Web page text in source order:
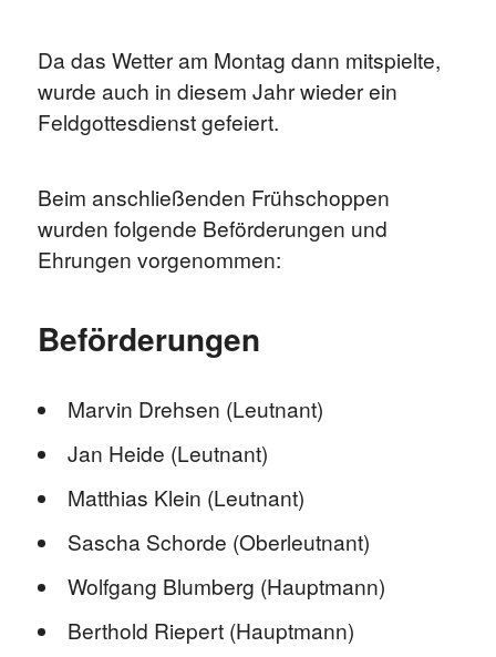
Da das Wetter am Montag dann mitspielte,
wurde auch in diesem Jahr wieder ein
Feldgottesdienst gefeiert.
Beim anschließenden Frühschoppen
wurden folgende Beförderungen und
Ehrungen vorgenommen:
Beförderungen
Marvin Drehsen (Leutnant)
Jan Heide (Leutnant)
Matthias Klein (Leutnant)
Sascha Schorde (Oberleutnant)
Wolfgang Blumberg (Hauptmann)
Berthold Riepert (Hauptmann)